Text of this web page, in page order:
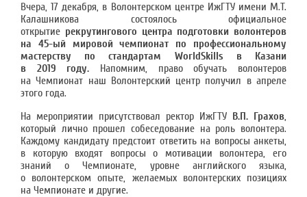
Вчера, 17 декабря, в Волонтерском центре ИжГТУ имени М.Т.
Калашникова состоялось официальное
открытие рекрутингового центра подготовки волонтеров
на 45-ый мировой чемпионат по профессиональному
мастерству по стандартам WorldSkills в Казани
в 2019 году. Напомним, право обучать волонтеров
на Чемпионат наш Волонтерский центр получил в апреле
этого года.
На мероприятии присутствовал ректор ИжГТУ В.П. Грахов,
который лично прошел собеседование на роль волонтера.
Каждому кандидату предстоит ответить на вопросы анкеты,
в которую входят вопросы о мотивации волонтера, его
знаний о Чемпионате, уровне английского языка,
о волонтерском опыте, желаемых волонтерских позициях
на Чемпионате и другие.